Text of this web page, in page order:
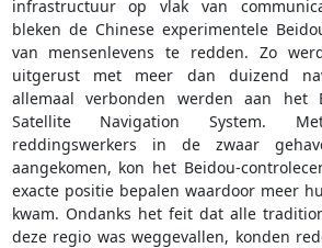
infrastructuur op vlak van
bleken de Chinese experimentele
van mensenlevens te redden. Zo
uitgerust met meer dan duizend
allemaal verbonden werden aan het
Satellite Navigation System.
reddingswerkers in de zwaar
aangekomen, kon het Beidou-
exacte positie bepalen waardoor meer
kwam. Ondanks het feit dat alle
deze regio was weggevallen, konden